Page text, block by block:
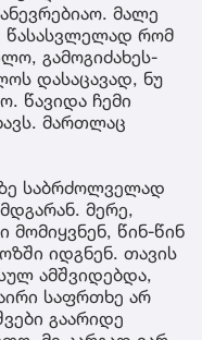
მალე
წასასვლელად რომ
გამოგიძახეს-
დასაცავად, ნუ
წავიდა ჩემი
მართლაც
საბრძოლველად
მერე,
წინ-წინ
იდგნენ. თავის
ამშვიდებდა,
საფრთხე არ
გაარიდე